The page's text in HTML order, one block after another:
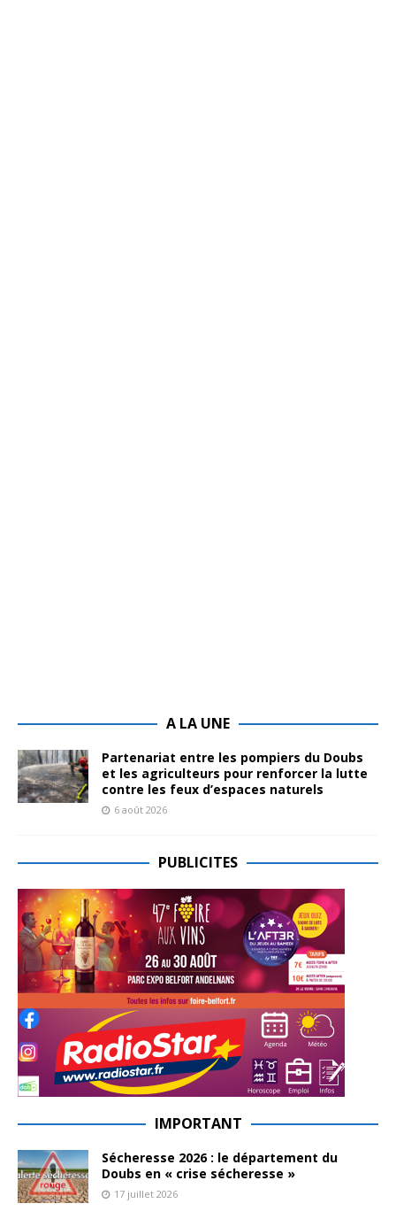
A LA UNE
Partenariat entre les pompiers du Doubs
et les agriculteurs pour renforcer la lutte
contre les feux d’espaces naturels
6 août 2026
PUBLICITES
IMPORTANT
Sécheresse 2026 : le département du
Doubs en « crise sécheresse »
17 juillet 2026